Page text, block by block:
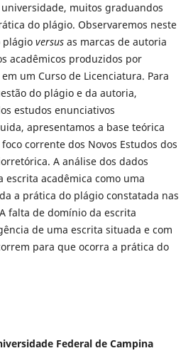
muitos graduandos
do plágio. Observaremos neste
plágio versus as marcas de autoria
acadêmicos produzidos por
um Curso de Licenciatura. Para
do plágio e da autoria,
estudos enunciativos
apresentamos a base teórica
corrente dos Novos Estudos dos
A análise dos dados
acadêmica como uma
a prática do plágio constatada nas
falta de domínio da escrita
de uma escrita situada e com
para que ocorra a prática do
Federal de Campina